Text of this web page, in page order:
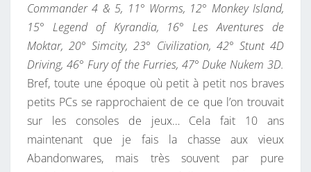
Commander 4 & 5, 11° Worms, 12° Monkey Island,
15° Legend of Kyrandia, 16° Les Aventures de
Moktar, 20° Simcity, 23° Civilization, 42° Stunt 4D
Driving, 46° Fury of the Furries, 47° Duke Nukem 3D.
Bref, toute une époque où petit à petit nos braves
petits PCs se rapprochaient de ce que l’on trouvait
sur les consoles de jeux… Cela fait 10 ans
maintenant que je fais la chasse aux vieux
Abandonwares, mais très souvent par pure